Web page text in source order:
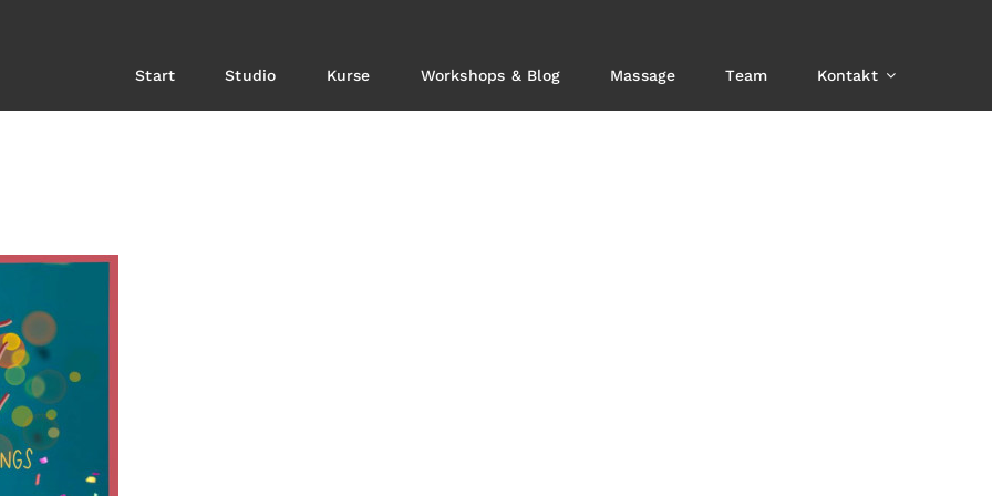
Start Studio Kurse Workshops & Blog Massage Team Kontakt